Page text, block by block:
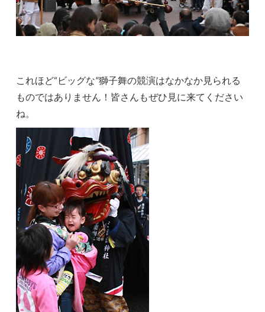
これほど“ビッグな”獅子舞の競演はなかなか見られる
ものではありません！皆さんもぜひ見に来てください
ね。